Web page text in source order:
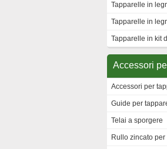
Tapparelle in
Tapparelle in
Tapparelle in kit
Accessori
Accessori per
Guide per
Telai a sporgere
Rullo zincato